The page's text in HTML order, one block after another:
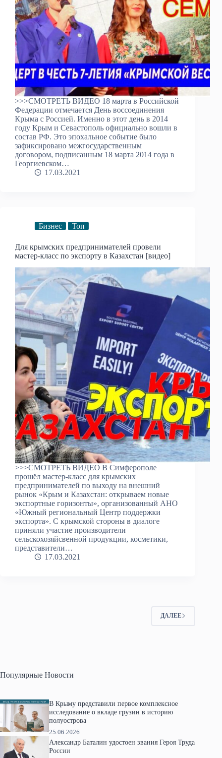
>>>СМОТРЕТЬ ВИДЕО 18 марта в Российской
Федерации отмечается День воссоединения
Крыма с Россией. Именно в этот день в 2014
году Крым и Севастополь официально вошли в
состав РФ. Это эпохальное событие было
зафиксировано межгосударственным
договором, подписанным 18 марта 2014 года в
Георгиевском…
17.03.2021
Бизнес Топ
Для крымских предпринимателей провели
мастер-класс по экспорту в Казахстан [видео]
>>>СМОТРЕТЬ ВИДЕО В Симферополе
прошёл мастер-класс для крымских
предпринимателей по выходу на внешний
рынок «Крым и Казахстан: открываем новые
экспортные горизонты», организованный АНО
«Южный региональный Центр поддержки
экспорта». С крымской стороны в диалоге
приняли участие производители
сельскохозяйсвенной продукции, косметики,
представители…
17.03.2021
ДАЛЕЕ
Популярные Новости
В Крыму представили первое комплексное
исследование о вкладе грузин в историю
полуострова
25.06.2026
Александр Баталин удостоен звания Героя Труда
России